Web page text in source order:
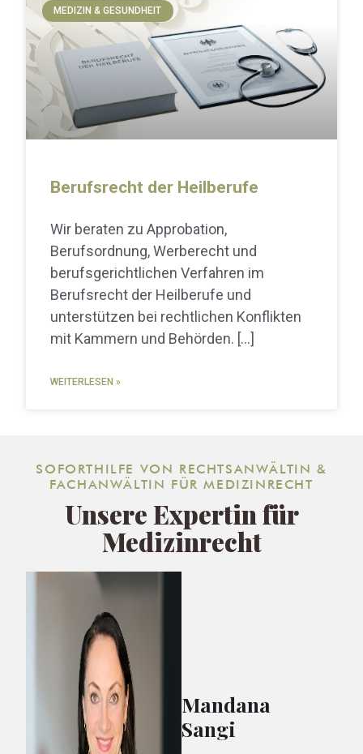
MEDIZIN & GESUNDHEIT
Berufsrecht der Heilberufe
Wir beraten zu Approbation,
Berufsordnung, Werberecht und
berufsgerichtlichen Verfahren im
Berufsrecht der Heilberufe und
unterstützen bei rechtlichen Konflikten
mit Kammern und Behörden.
WEITERLESEN »
SOFORTHILFE VON RECHTSANWÄLTIN &
FACHANWÄLTIN FÜR MEDIZINRECHT
Unsere Expertin für
Medizinrecht
Mandana
Sangi